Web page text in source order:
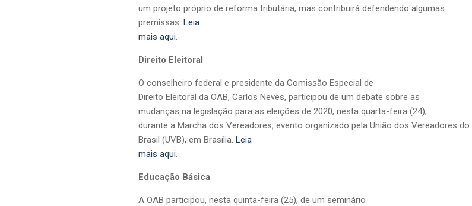
um projeto próprio de reforma tributária, mas contribuirá defendendo algumas
premissas. Leia
mais aqui.
Direito Eleitoral
O conselheiro federal e presidente da Comissão Especial de
Direito Eleitoral da OAB, Carlos Neves, participou de um debate sobre as
mudanças na legislação para as eleições de 2020, nesta quarta-feira (24),
durante a Marcha dos Vereadores, evento organizado pela União dos Vereadores do
Brasil (UVB), em Brasília. Leia
mais aqui.
Educação Básica
A OAB participou, nesta quinta-feira (25), de um seminário